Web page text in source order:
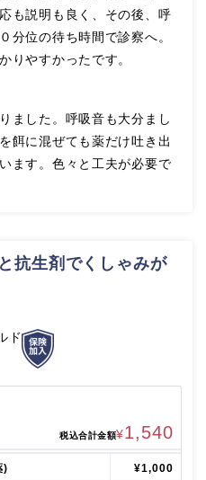
も説明も良く、その後、呼
分位の待ち時間で診察へ。
りやすかったです。
ました。呼吸音も大分まし
餌に混ぜても薬だけ吐き出
ます。色々と工夫が必要で
抗生剤でくしゃみが
ド
税込合計金額¥1,540
) ¥1,000